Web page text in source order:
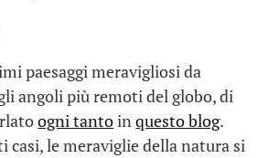
paesaggi meravigliosi da
angoli più remoti del globo, di
ogni tantoinquesto blog.
casi, le meraviglie della natura si